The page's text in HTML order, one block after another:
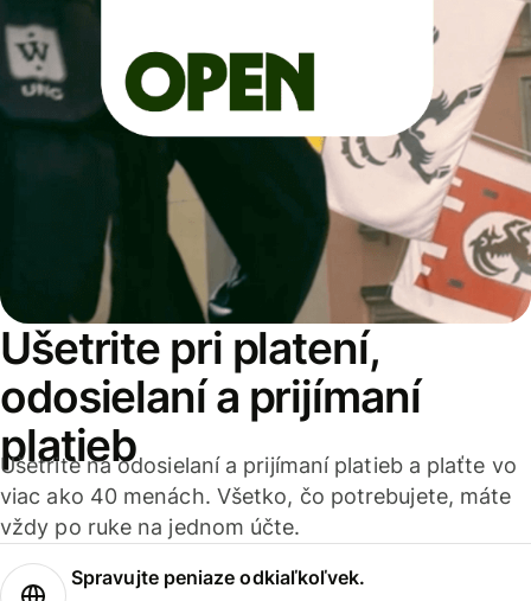
Ušetrite pri platení,
odosielaní a prijímaní
platieb
Ušetrite na odosielaní a prijímaní platieb a plaťte vo
viac ako 40 menách. Všetko, čo potrebujete, máte
vždy po ruke na jednom účte.
Spravujte peniaze odkiaľkoľvek.